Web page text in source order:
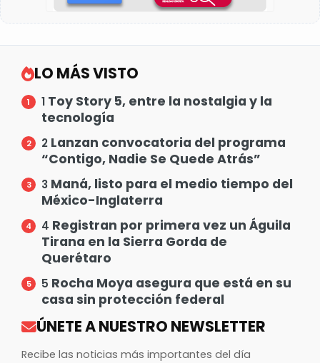
LO MÁS VISTO
1 Toy Story 5, entre la nostalgia y la
tecnología
2 Lanzan convocatoria del programa
“Contigo, Nadie Se Quede Atrás”
3 Maná, listo para el medio tiempo del
México-Inglaterra
4 Registran por primera vez un Águila
Tirana en la Sierra Gorda de
Querétaro
5 Rocha Moya asegura que está en su
casa sin protección federal
ÚNETE A NUESTRO NEWSLETTER
Recibe las noticias más importantes del día